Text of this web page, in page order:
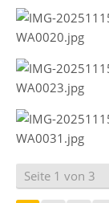
Seite 1 von 3